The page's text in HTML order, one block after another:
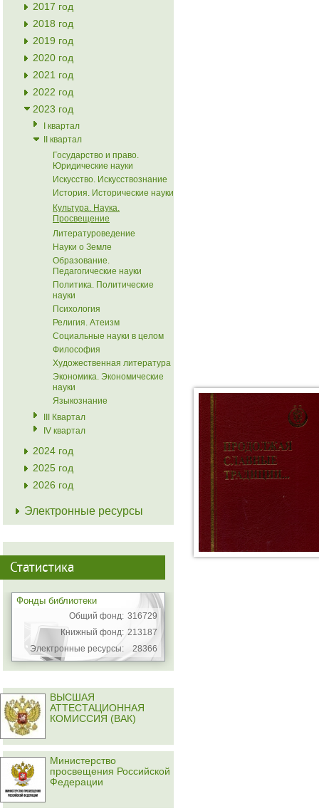
2017 год
2018 год
2019 год
2020 год
2021 год
2022 год
2023 год
I квартал
II квартал
Государство и право.
Юридические науки
Искусство. Искусствознание
История. Исторические науки
Культура. Наука.
Просвещение
Литературоведение
Науки о Земле
Образование.
Педагогические науки
Политика. Политические
науки
Психология
Религия. Атеизм
Социальные науки в целом
Философия
Художественная литература
Экономика. Экономические
науки
Языкознание
III Квартал
IV квартал
2024 год
2025 год
2026 год
Электронные ресурсы
Статистика
Фонды библиотеки
Общий фонд: 316729
Книжный фонд: 213187
Электронные ресурсы:
28366
ВЫСШАЯ
АТТЕСТАЦИОННАЯ
КОМИССИЯ (ВАК)
Министерство
просвещения Российской
Федерации